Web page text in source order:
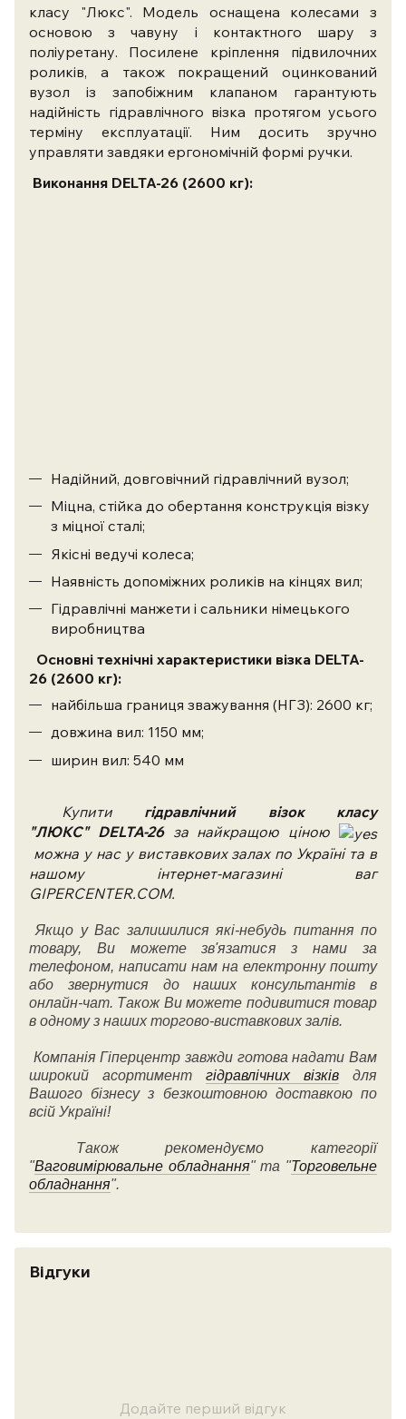
класу "Люкс". Модель оснащена колесами з
основою з чавуну і контактного шару з
поліуретану.
Посилене кріплення підвилочних
роликів, а також покращений оцинкований
вузол із запобіжним клапаном гарантують
надійність гідравлічного візка протягом усього
терміну експлуатації. Ним досить зручно
управляти завдяки ергономічній формі ручки.
Виконання DELTA-26 (2600 кг):
Надійний, довговічний гідравлічний вузол;
Міцна, стійка до обертання конструкція візку
з міцної сталі;
Якісні ведучі колеса;
Наявність допоміжних роликів на кінцях вил;
Гідравлічні манжети і сальники німецького
виробництва
Основні технічні характеристики візка DELTA-
26 (2600 кг):
найбільша границя зважування (НГЗ): 2600 кг;
довжина вил: 1150 мм;
ширин вил: 540 мм
Купити гідравлічний візок класу
"ЛЮКС" DELTA-26за найкращою ціною
можна у нас у виставкових залах по Україні та в
нашому інтернет-магазині ваг
GIPERCENTER.COM.
Якщо у Вас залишилися які-небудь питання по
товару, Ви можете зв'язатися з нами за
телефоном, написати нам на електронну пошту
або звернутися до наших консультантів в
онлайн-чат. Також Ви можете подивитися товар
в одному з наших торгово-виставкових залів.
Компанія Гіперцентр завжди готова надати Вам
широкий асортимент гідравлічних візків для
Вашого бізнесу з безкоштовною доставкою по
всій Україні!
Також рекомендуємо категорії
"Ваговимірювальне обладнання" та "Торговельне
обладнання".
Відгуки
Додайте перший відгук